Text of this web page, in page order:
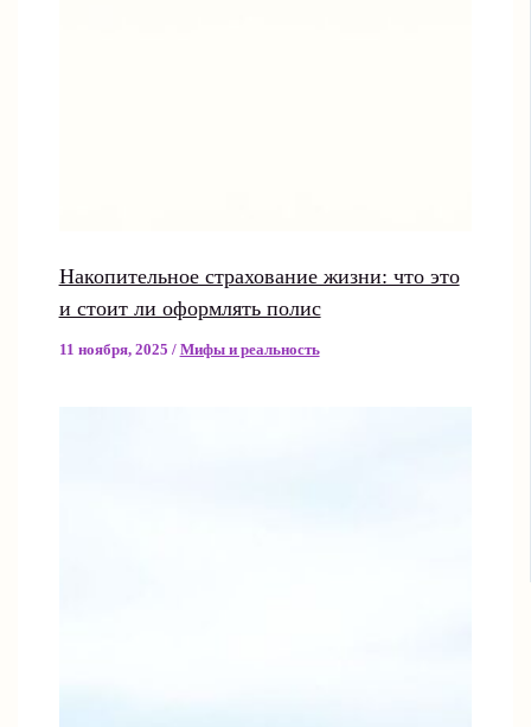
Накопительное страхование жизни: что это
и стоит ли оформлять полис
11 ноября, 2025 / Мифы и реальность